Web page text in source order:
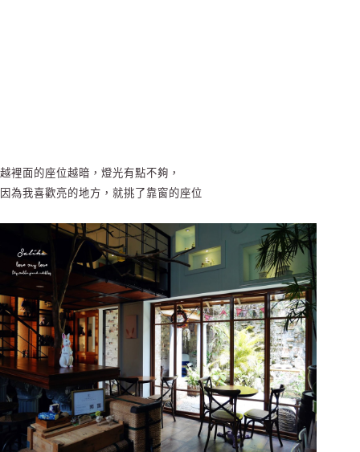
越裡面的座位越暗，燈光有點不夠，
因為我喜歡亮的地方，就挑了靠窗的座位